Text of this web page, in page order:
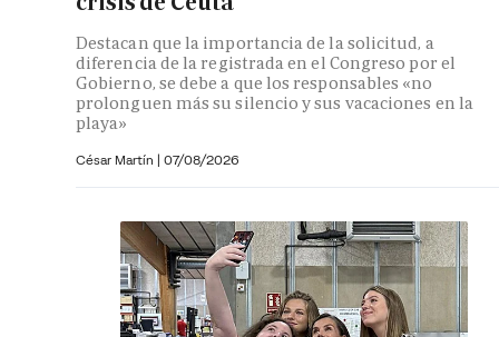
Destacan que la importancia de la solicitud, a
diferencia de la registrada en el Congreso por el
Gobierno, se debe a que los responsables «no
prolonguen más su silencio y sus vacaciones en la
playa»
César Martín | 07/08/2026